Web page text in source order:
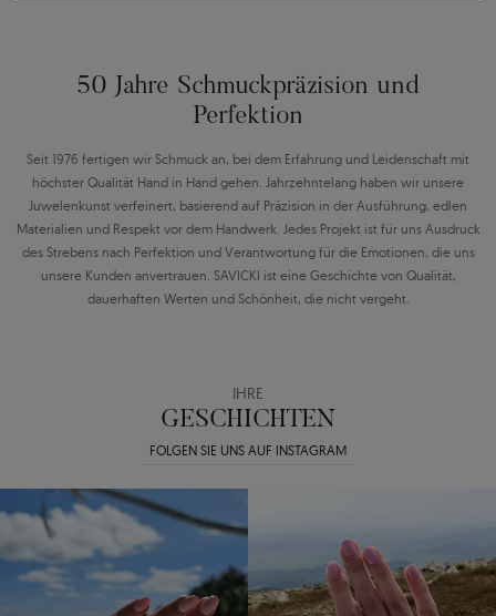
50 Jahre Schmuckpräzision und
Perfektion
Seit 1976 fertigen wir Schmuck an, bei dem Erfahrung und Leidenschaft mit
höchster Qualität Hand in Hand gehen. Jahrzehntelang haben wir unsere
Juwelenkunst verfeinert, basierend auf Präzision in der Ausführung, edlen
Materialien und Respekt vor dem Handwerk. Jedes Projekt ist für uns Ausdruck
des Strebens nach Perfektion und Verantwortung für die Emotionen, die uns
unsere Kunden anvertrauen. SAVICKI ist eine Geschichte von Qualität,
dauerhaften Werten und Schönheit, die nicht vergeht.
IHRE
GESCHICHTEN
FOLGEN SIE UNS AUF INSTAGRAM